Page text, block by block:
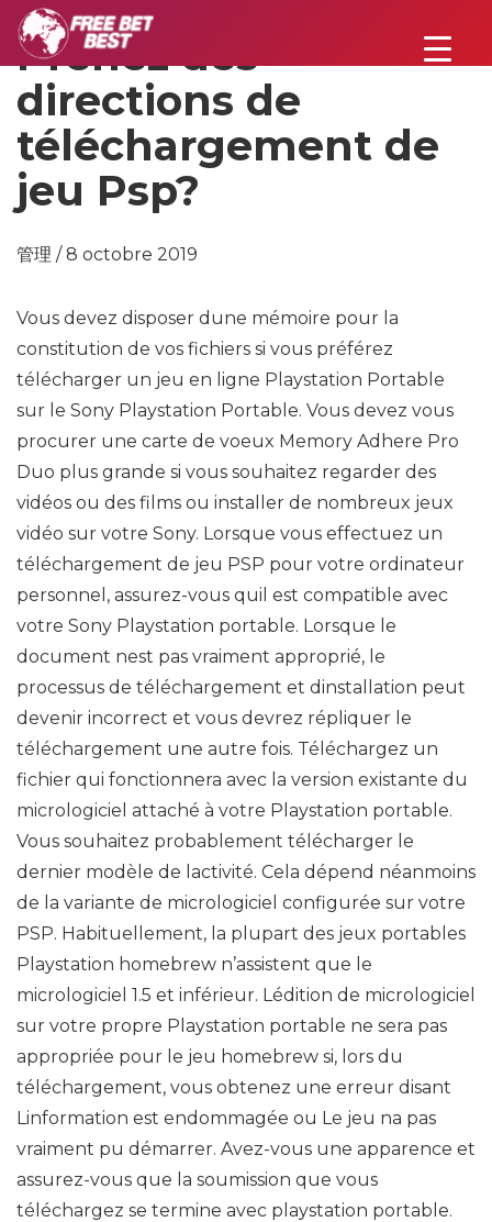
Prenez des
directions de
téléchargement de
jeu Psp?
管理 / 8 octobre 2019
Vous devez disposer dune mémoire pour la
constitution de vos fichiers si vous préférez
télécharger un jeu en ligne Playstation Portable
sur le Sony Playstation Portable. Vous devez vous
procurer une carte de voeux Memory Adhere Pro
Duo plus grande si vous souhaitez regarder des
vidéos ou des films ou installer de nombreux jeux
vidéo sur votre Sony. Lorsque vous effectuez un
téléchargement de jeu PSP pour votre ordinateur
personnel, assurez-vous quil est compatible avec
votre Sony Playstation portable. Lorsque le
document nest pas vraiment approprié, le
processus de téléchargement et dinstallation peut
devenir incorrect et vous devrez répliquer le
téléchargement une autre fois. Téléchargez un
fichier qui fonctionnera avec la version existante du
micrologiciel attaché à votre Playstation portable.
Vous souhaitez probablement télécharger le
dernier modèle de lactivité. Cela dépend néanmoins
de la variante de micrologiciel configurée sur votre
PSP. Habituellement, la plupart des jeux portables
Playstation homebrew n’assistent que le
micrologiciel 1.5 et inférieur. Lédition de micrologiciel
sur votre propre Playstation portable ne sera pas
appropriée pour le jeu homebrew si, lors du
téléchargement, vous obtenez une erreur disant
Linformation est endommagée ou Le jeu na pas
vraiment pu démarrer. Avez-vous une apparence et
assurez-vous que la soumission que vous
téléchargez se termine avec playstation portable.